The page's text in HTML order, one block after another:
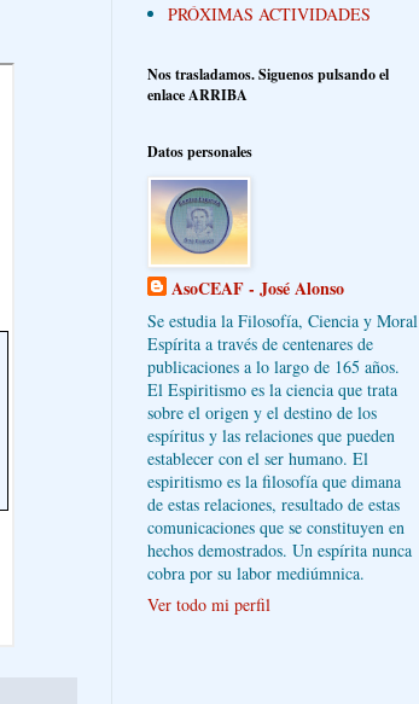
PRÓXIMAS ACTIVIDADES
Nos trasladamos. Siguenos pulsando el
enlace ARRIBA
Datos personales
AsoCEAF - José Alonso
Se estudia la Filosofía, Ciencia y Moral
Espírita a través de centenares de
publicaciones a lo largo de 165 años.
El Espiritismo es la ciencia que trata
sobre el origen y el destino de los
espíritus y las relaciones que pueden
establecer con el ser humano. El
espiritismo es la filosofía que dimana
de estas relaciones, resultado de estas
comunicaciones que se constituyen en
hechos demostrados. Un espírita nunca
cobra por su labor mediúmnica.
Ver todo mi perfil